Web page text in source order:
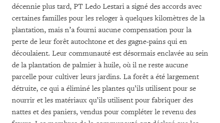
décennie plus tard, PT Ledo Lestari a signé des accords avec
certaines familles pour les reloger à quelques kilomètres de la
plantation, mais n’a fourni aucune compensation pour la
perte de leur forêt autochtone et des gagne-pains qui en
découlaient. Leur communauté est désormais enclavée au sein
de la plantation de palmier à huile, où il ne reste aucune
parcelle pour cultiver leurs jardins. La forêt a été largement
détruite, ce qui a éliminé les plantes qu’ils utilisent pour se
nourrir et les matériaux qu’ils utilisent pour fabriquer des
nattes et des paniers, vendus pour compléter le revenu des